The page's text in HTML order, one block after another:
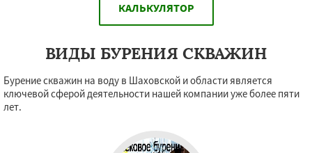
КАЛЬКУЛЯТОР
ВИДЫ БУРЕНИЯ СКВАЖИН
Бурение скважин на воду в Шаховской и области является
ключевой сферой деятельности нашей компании уже более пяти
лет.